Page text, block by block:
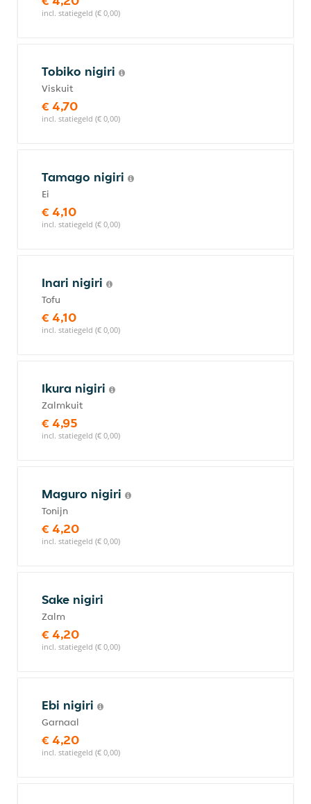
incl. statiegeld (€ 0,00)
Tobiko nigiri
Viskuit
€ 4,70
incl. statiegeld (€ 0,00)
Tamago nigiri
Ei
€ 4,10
incl. statiegeld (€ 0,00)
Inari nigiri
Tofu
€ 4,10
incl. statiegeld (€ 0,00)
Ikura nigiri
Zalmkuit
€ 4,95
incl. statiegeld (€ 0,00)
Maguro nigiri
Tonijn
€ 4,20
incl. statiegeld (€ 0,00)
Sake nigiri
Zalm
€ 4,20
incl. statiegeld (€ 0,00)
Ebi nigiri
Garnaal
€ 4,20
incl. statiegeld (€ 0,00)